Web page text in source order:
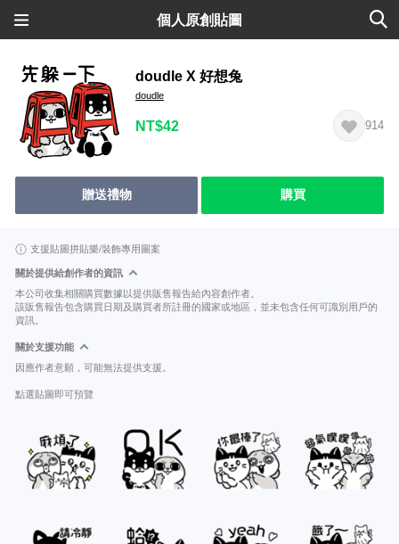
個人原創貼圖
doudle X 好想兔
doudle
NT$42 914
贈送禮物 購買
支援貼圖拼貼樂/裝飾專用圖案
關於提供給創作者的資訊
本公司收集相關購買數據以提供販售報告給內容創作者。
該販售報告包含購買日期及購買者所註冊的國家或地區，並未包含任何可識別用戶的
資訊。
關於支援功能
因應作者意願，可能無法提供支援。
點選貼圖即可預覽